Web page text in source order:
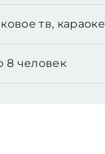
тв, караоке
8 человек